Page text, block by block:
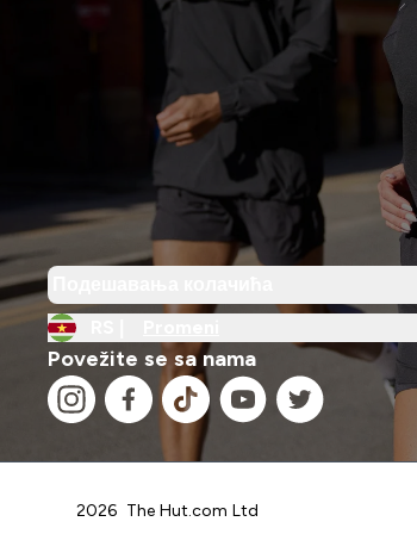
Povežite se sa nama
2026 The Hut.com Ltd